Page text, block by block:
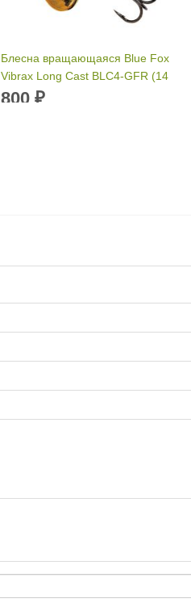
Блесна вращающаяся Blue Fox
Vibrax Long Cast BLC4-GFR (14
г)
800 ₽